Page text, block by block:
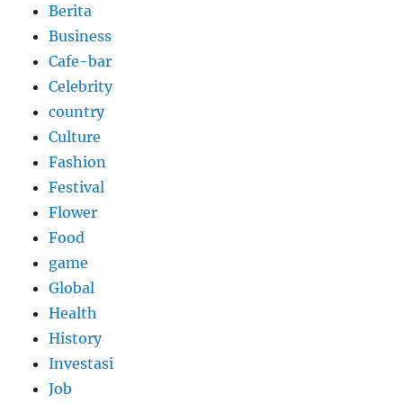
Berita
Business
Cafe-bar
Celebrity
country
Culture
Fashion
Festival
Flower
Food
game
Global
Health
History
Investasi
Job